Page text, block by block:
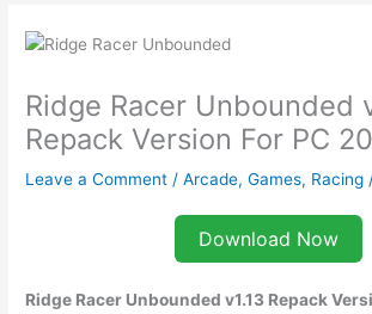
Ridge Racer Unbounded
Repack Version For PC
Leave a Comment /Arcade,Games, Racing
Download Now
Ridge Racer Unbounded v1.13 Repack